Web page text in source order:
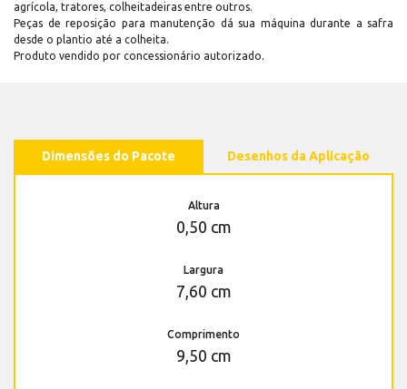
agrícola, tratores, colheitadeiras entre outros.
Peças de reposição para manutenção dá sua máquina durante a safra
desde o plantio até a colheita.
Produto vendido por concessionário autorizado.
Dimensões do Pacote Desenhos da Aplicação
Altura
0,50 cm
Largura
7,60 cm
Comprimento
9,50 cm